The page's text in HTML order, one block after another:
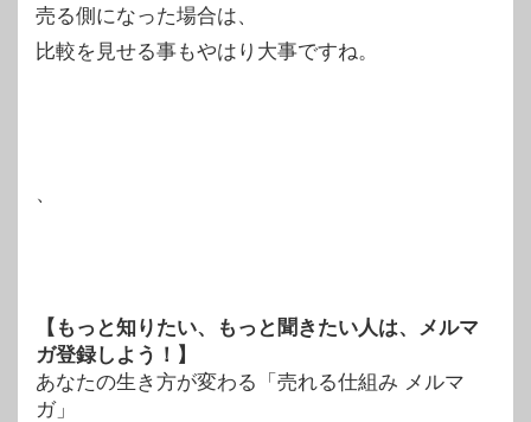
売る側になった場合は、
比較を見せる事もやはり大事ですね。
、
【もっと知りたい、もっと聞きたい人は、メルマ
ガ登録しよう！】
あなたの生き方が変わる「売れる仕組み メルマ
ガ」